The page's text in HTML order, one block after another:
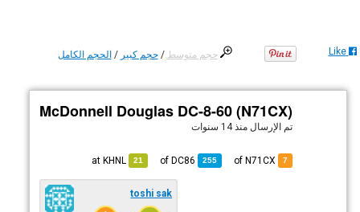
حجم متوسط /حجم كبير /الحجم الكامل Like
McDonnell Douglas DC-8-60 (N71CX)
تم الإرسال منذ 14 سنوات
7
255
DC86
21
KHNL
toshi sak